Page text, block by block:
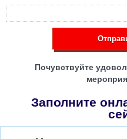
Почувствуйте
Заполните